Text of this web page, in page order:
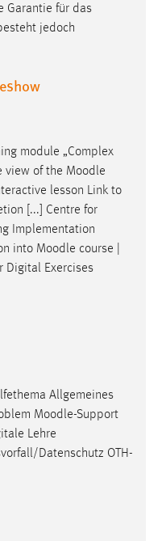
Garantie für das
jedoch
module „Complex
view of the Moodle
lesson Link to
[...] Centre for
Implementation
into Moodle course |
Digital Exercises
Allgemeines
Moodle-Support
Lehre
Datenschutz OTH-